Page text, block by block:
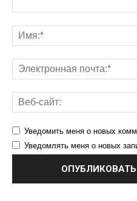
Уведомить меня о новых
Уведомлять меня о новых